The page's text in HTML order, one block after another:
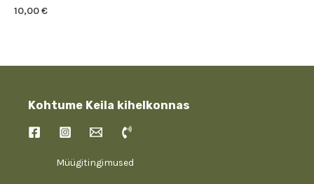
10,00€
Kohtume Keila kihelkonnas
Müügitingimused